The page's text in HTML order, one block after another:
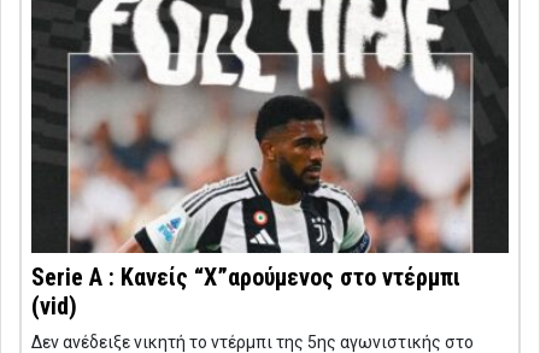
Serie A : Κανείς “Χ”αρούμενος στο ντέρμπι
(vid)
Δεν ανέδειξε νικητή το ντέρμπι της 5ης αγωνιστικής στο